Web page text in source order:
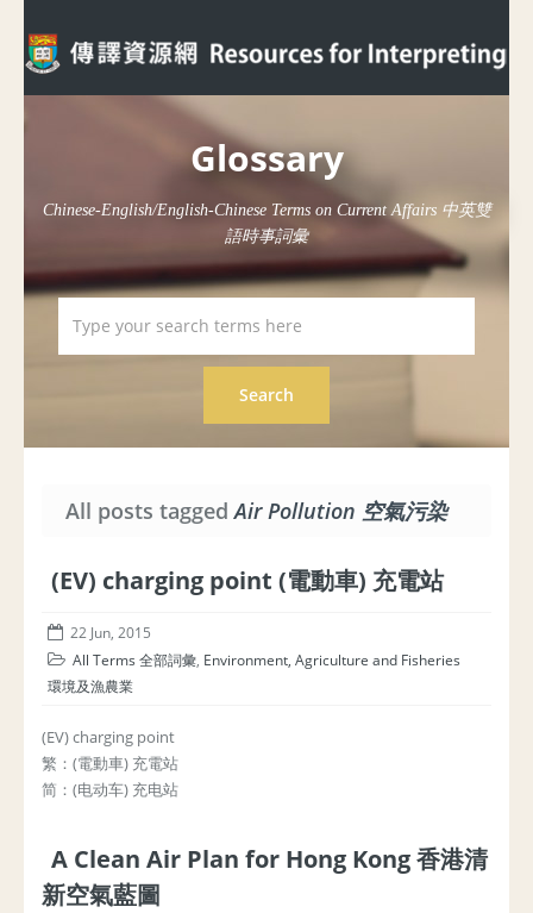
Glossary
Chinese-English/English-Chinese Terms on Current Affairs 中英雙
語時事詞彙
All posts taggedAir Pollution 空氣污染
(EV) charging point (電動車) 充電站
22 Jun, 2015
All Terms 全部詞彙, Environment, Agriculture and Fisheries
環境及漁農業
(EV) charging point
繁：(電動車) 充電站
简：(电动车) 充电站
A Clean Air Plan for Hong Kong 香港清
新空氣藍圖